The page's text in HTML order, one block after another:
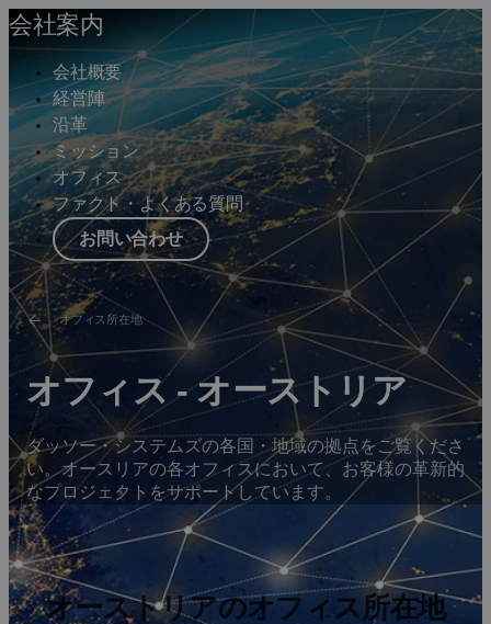
会社案内
会社概要
経営陣
沿革
ミッション
オフィス
ファクト・よくある質問
お問い合わせ
オフィス所在地
オフィス ‐ オーストリア
ダッソー・システムズの各国・地域の拠点をご覧くださ
い。オースリアの各オフィスにおいて、お客様の革新的
なプロジェクトをサポートしています。
オーストリアのオフィス所在地